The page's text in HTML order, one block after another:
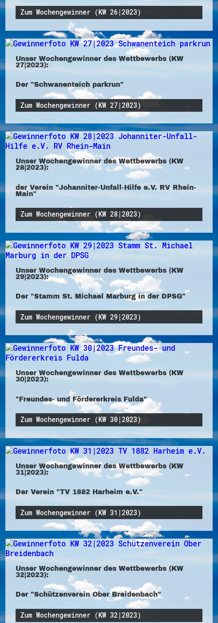
Zum Wochengewinner (KW 26|2023)
Unser Wochengewinner des Wettbewerbs (KW
27|2023):
Der "Schwanenteich parkrun"
Zum Wochengewinner (KW 27|2023)
Unser Wochengewinner des Wettbewerbs (KW
28|2023):
der Verein "Johanniter-Unfall-Hilfe e.V. RV Rhein-
Main"
Zum Wochengewinner (KW 28|2023)
Unser Wochengewinner des Wettbewerbs (KW
29|2023):
Der "Stamm St. Michael Marburg in der DPSG"
Zum Wochengewinner (KW 29|2023)
Unser Wochengewinner des Wettbewerbs (KW
30|2023):
"Freundes- und Fördererkreis Fulda"
Zum Wochengewinner (KW 30|2023)
Unser Wochengewinner des Wettbewerbs (KW
31|2023):
Der Verein "TV 1882 Harheim e.V."
Zum Wochengewinner (KW 31|2023)
Unser Wochengewinner des Wettbewerbs (KW
32|2023):
Der "Schützenverein Ober Breidenbach"
Zum Wochengewinner (KW 32|2023)